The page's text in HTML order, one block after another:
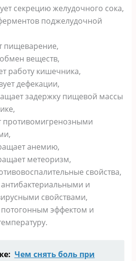
секрецию желудочного сока,
поджелудочной
пищеварение,
веществ,
работу кишечника,
дефекации,
задержку пищевой массы
противомигренозными
анемию,
метеоризм,
свойства,
и
свойствами,
потогонным эффектом и
Чем снять боль при